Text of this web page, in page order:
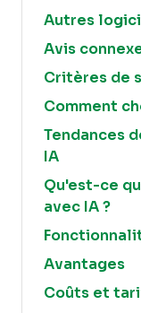
Autres
Avis
Critères de
Comment
Tendances
IA
Qu'est-ce
avec IA ?
Avantages
Coûts et